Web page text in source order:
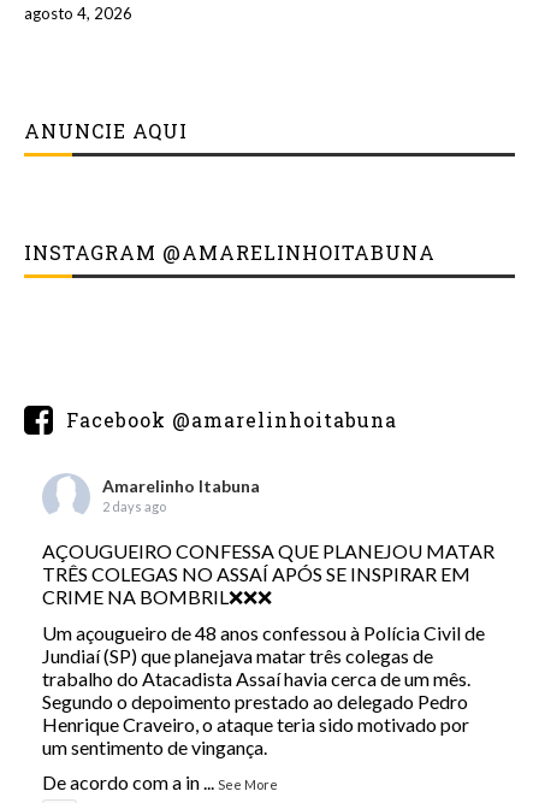
agosto 4, 2026
ANUNCIE AQUI
INSTAGRAM @AMARELINHOITABUNA
Facebook @amarelinhoitabuna
Amarelinho Itabuna
2 days ago
AÇOUGUEIRO CONFESSA QUE PLANEJOU MATAR
TRÊS COLEGAS NO ASSAÍ APÓS SE INSPIRAR EM
CRIME NA BOMBRIL❌❌❌
Um açougueiro de 48 anos confessou à Polícia Civil de
Jundiaí (SP) que planejava matar três colegas de
trabalho do Atacadista Assaí havia cerca de um mês.
Segundo o depoimento prestado ao delegado Pedro
Henrique Craveiro, o ataque teria sido motivado por
um sentimento de vingança.
De acordo com a in... See More